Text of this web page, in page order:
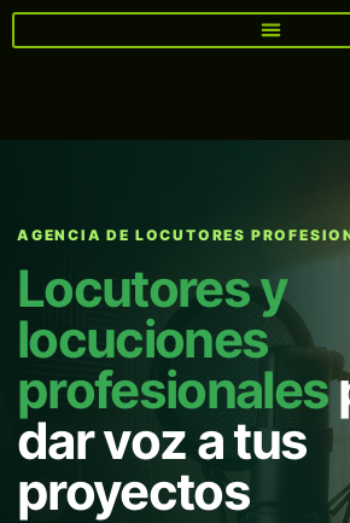
AGENCIA DE LOCUTORES
Locutores y
locuciones
profesionales
dar voz a tus
proyectos